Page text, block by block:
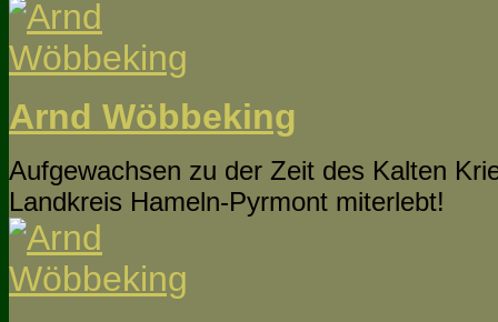
Arnd Wöbbeking
Aufgewachsen zu der Zeit des Kalten
Landkreis Hameln-Pyrmont miterlebt!